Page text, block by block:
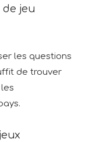
de jeu
les questions
de trouver